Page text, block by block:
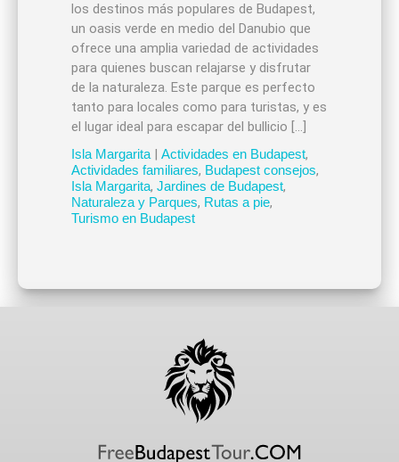
los destinos más populares de Budapest,
un oasis verde en medio del Danubio que
ofrece una amplia variedad de actividades
para quienes buscan relajarse y disfrutar
de la naturaleza. Este parque es perfecto
tanto para locales como para turistas, y es
el lugar ideal para escapar del bullicio […]
Isla Margarita| Actividades en Budapest,
Actividades familiares, Budapest consejos,
Isla Margarita, Jardines de Budapest,
Naturaleza y Parques, Rutas a pie,
Turismo en Budapest